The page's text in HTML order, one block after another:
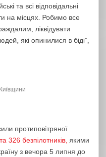
та всі відповідальні
на місцях. Робимо все
ліквідувати
які опинилися в біді”,
протиповітряної
326 безпілотників, якими
з вечора 5 липня до